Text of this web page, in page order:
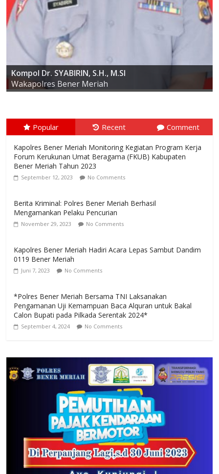
AKBP ARIS CAI DWI SUSANTO S.I.K., M.I.K
Kapolres Bener Meriah
Kompol Dr. SYABIRIN, S.H., M.SI
Wakapolres Bener Meriah
Popular Recent Comment
Kapolres Bener Meriah Monitoring Kegiatan Program Kerja
Forum Kerukunan Umat Beragama (FKUB) Kabupaten
Bener Meriah Tahun 2023
September 12, 2023 No Comments
Berita Kriminal: Polres Bener Meriah Berhasil
Mengamankan Pelaku Pencurian
November 29, 2023 No Comments
Kapolres Bener Meriah Hadiri Acara Lepas Sambut Dandim
0119 Bener Meriah
Juni 7, 2023 No Comments
*Polres Bener Meriah Bersama TNI Laksanakan
Pengamanan Uji Kemampuan Baca Alquran untuk Bakal
Calon Bupati pada Pilkada Serentak 2024*
September 4, 2024 No Comments